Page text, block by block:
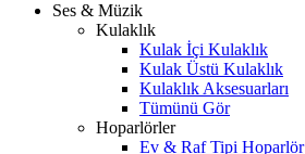
Ses & Müzik
Kulaklık
Kulak İçi Kulaklık
Kulak Üstü Kulaklık
Kulaklık Aksesuarları
Tümünü Gör
Hoparlörler
Ev & Raf Tipi Hoparlör